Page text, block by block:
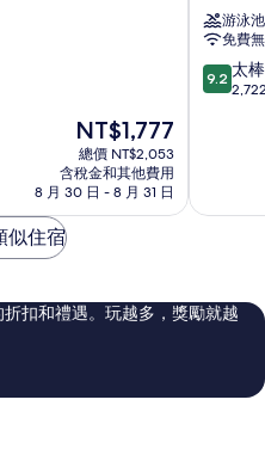
現
在
價
格
為
NT$1,777
總價 NT$2,053
含稅金和其他費用
8 月 30 日 - 8 月 31 日
飯
店
台
南
心
游泳池
免費
9.2
分，
棒
評
論
9.2 太
似住宿
扣和禮遇。玩越多，獎勵就越